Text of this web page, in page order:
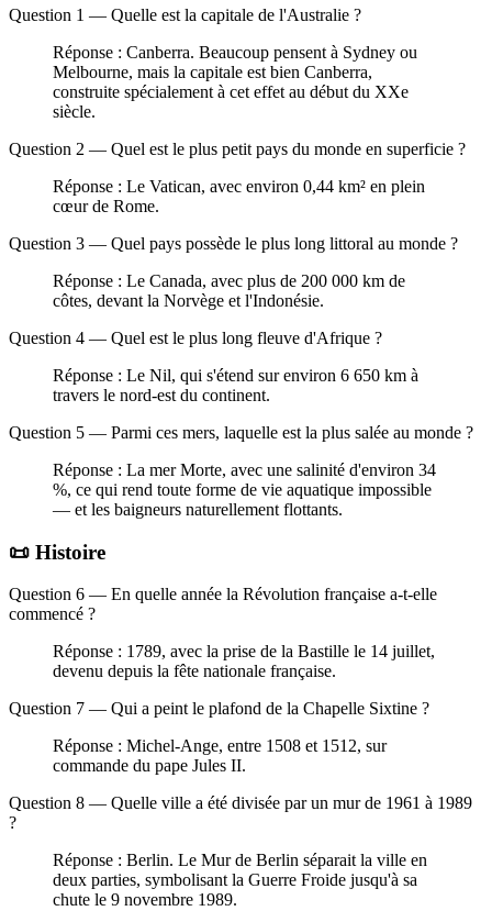
Question 1 — Quelle est la capitale de l'Australie ?
Réponse : Canberra. Beaucoup pensent à Sydney ou
Melbourne, mais la capitale est bien Canberra,
construite spécialement à cet effet au début du XXe
siècle.
Question 2 — Quel est le plus petit pays du monde en superficie ?
Réponse : Le Vatican, avec environ 0,44 km² en plein
cœur de Rome.
Question 3 — Quel pays possède le plus long littoral au monde ?
Réponse : Le Canada, avec plus de 200 000 km de
côtes, devant la Norvège et l'Indonésie.
Question 4 — Quel est le plus long fleuve d'Afrique ?
Réponse : Le Nil, qui s'étend sur environ 6 650 km à
travers le nord-est du continent.
Question 5 — Parmi ces mers, laquelle est la plus salée au monde ?
Réponse : La mer Morte, avec une salinité d'environ 34
%, ce qui rend toute forme de vie aquatique impossible
— et les baigneurs naturellement flottants.
📜 Histoire
Question 6 — En quelle année la Révolution française a-t-elle
commencé ?
Réponse : 1789, avec la prise de la Bastille le 14 juillet,
devenu depuis la fête nationale française.
Question 7 — Qui a peint le plafond de la Chapelle Sixtine ?
Réponse : Michel-Ange, entre 1508 et 1512, sur
commande du pape Jules II.
Question 8 — Quelle ville a été divisée par un mur de 1961 à 1989
?
Réponse : Berlin. Le Mur de Berlin séparait la ville en
deux parties, symbolisant la Guerre Froide jusqu'à sa
chute le 9 novembre 1989.